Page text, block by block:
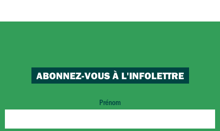
ABONNEZ-VOUS À L'INFOLETTRE
Prénom